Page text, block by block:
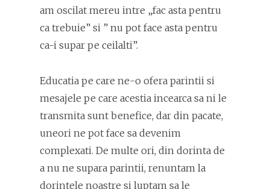
am oscilat mereu intre „fac asta pentru
ca trebuie” si ” nu pot face asta pentru
ca-i supar pe ceilalti”.
Educatia pe care ne-o ofera parintii si
mesajele pe care acestia incearca sa ni le
transmita sunt benefice, dar din pacate,
uneori ne pot face sa devenim
complexati. De multe ori, din dorinta de
a nu ne supara parintii, renuntam la
dorintele noastre si luptam sa le